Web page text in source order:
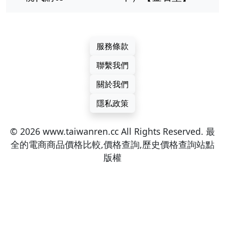
服務條款
聯繫我們
關於我們
隱私政策
© 2026 www.taiwanren.cc All Rights Reserved. 最
全的電商商品價格比較,價格查詢,歷史價格查詢站點
版權